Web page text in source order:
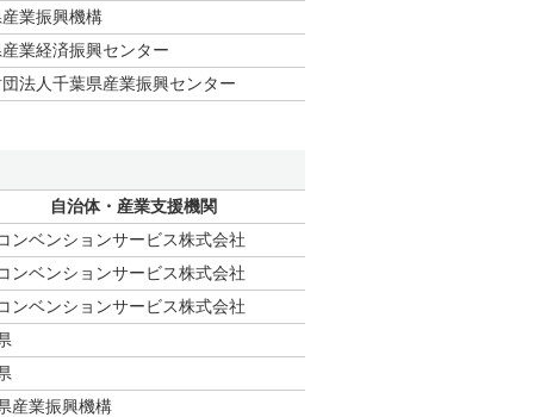
業振興機構
業経済振興センター
法人千葉県産業振興センター
自治体・産業支援機関
ンベンションサービス株式会社
ンベンションサービス株式会社
ンベンションサービス株式会社
産業振興機構